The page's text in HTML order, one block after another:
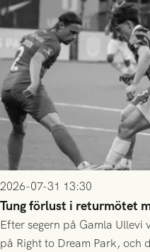
2026-07-31 13:30
Tung förlust i returmötet
Efter segern på Gamla Ullevi
på Right to Dream Park, och